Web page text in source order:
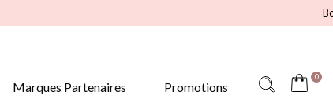
Marques Partenaires Promotions
0
C’est dans le Loiret en région Centre, que notre